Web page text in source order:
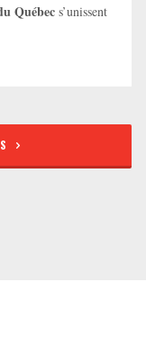
Québec s’unissent